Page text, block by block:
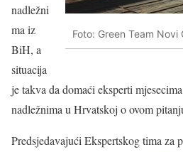
Foto: Green Team Novi
nadležni
ma iz
BiH, a
situacija
je takva da domaći eksperti
nadležnima u Hrvatskoj o ovom
Predsjedavajući Ekspertskog tima za